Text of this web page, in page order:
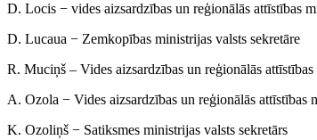
D. Locis − vides aizsardzības un reģionālās attīstības
D. Lucaua − Zemkopības ministrijas valsts sekretāre
R. Muciņš – Vides aizsardzības un reģionālās
A. Ozola − Vides aizsardzības un reģionālās attīstības
K. Ozoliņš − Satiksmes ministrijas valsts sekretārs